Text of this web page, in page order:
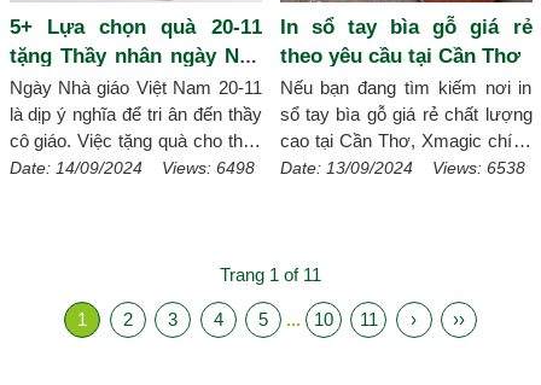
tặng hoàn hảo.[Chi tiết]
5+ Lựa chọn quà 20-11
tặng Thầy nhân ngày Nhà
giáo Việt Nam
Ngày Nhà giáo Việt Nam 20-11
là dịp ý nghĩa để tri ân đến thầy
cô giáo. Việc tặng quà cho thầy
cô nhân ngày này không chỉ thể
quà tặng 20-11 ý nghĩa đến
những người thầy của mình thì
bài viết này sẽ gợi ý cho bạn
Date: 14/09/2024 Views: 6498
In sổ tay bìa gỗ giá rẻ
theo yêu cầu tại Cần Thơ
Nếu bạn đang tìm kiếm nơi in
sổ tay bìa gỗ giá rẻ chất lượng
cao tại Cần Thơ, Xmagic chính
là địa chỉ uy tín chuyên cung
hàng. Hãy cùng tìm hiểu vì sao
sổ tay bìa gỗ là một lựa chọn
tuyệt vời. [Chi tiết]
Date: 13/09/2024 Views: 6538
Trang 1 of 11
1 2 3 4 5 ... 10 11 › ››